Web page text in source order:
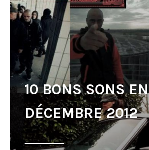
10 BONS SONS EN
DÉCEMBRE 2012